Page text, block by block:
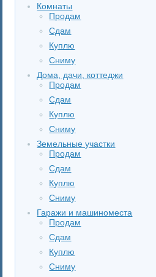
Комнаты
Продам
Сдам
Куплю
Сниму
Дома, дачи, коттеджи
Продам
Сдам
Куплю
Сниму
Земельные участки
Продам
Сдам
Куплю
Сниму
Гаражи и машиноместа
Продам
Сдам
Куплю
Сниму